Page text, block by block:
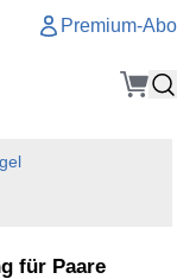
Premium-Abo
für Paare